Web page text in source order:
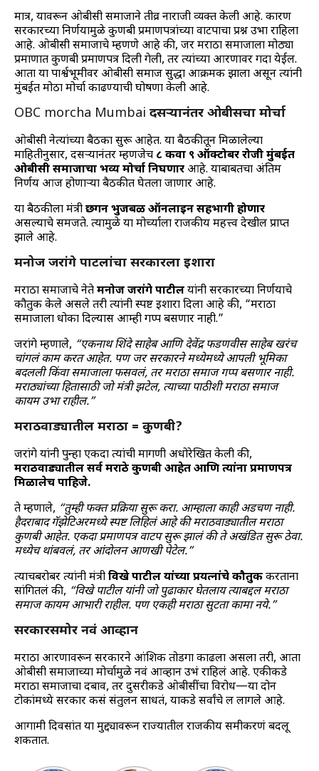
मात्र, यावरून ओबीसी समाजाने तीव्र नाराजी व्यक्त केली आहे. कारण
सरकारच्या निर्णयामुळे कुणबी प्रमाणपत्रांच्या वाटपाचा प्रश्न उभा राहिला
आहे. ओबीसी समाजाचे म्हणणे आहे की, जर मराठा समाजाला मोठ्या
प्रमाणात कुणबी प्रमाणपत्र दिली गेली, तर त्यांच्या आरक्षणावर गदा येईल.
आता या पार्श्वभूमीवर ओबीसी समाज सुद्धा आक्रमक झाला असून त्यांनी
मुंबईत मोठा मोर्चा काढण्याची घोषणा केली आहे.
OBC morcha Mumbai दसऱ्यानंतर ओबीसींचा मोर्चा
ओबीसी नेत्यांच्या बैठका सुरू आहेत. या बैठकीतून मिळालेल्या
माहितीनुसार, दसऱ्यानंतर म्हणजेच ८ किंवा ९ ऑक्टोबर रोजी मुंबईत
ओबीसी समाजाचा भव्य मोर्चा निघणार आहे. याबाबतचा अंतिम
निर्णय आज होणाऱ्या बैठकीत घेतला जाणार आहे.
या बैठकीला मंत्रीछगन भुजबळ ऑनलाइन सहभागी होणार
असल्याचे समजते. त्यामुळे या मोर्च्याला राजकीय महत्त्व देखील प्राप्त
झाले आहे.
मनोज जरांगे पाटलांचा सरकारला इशारा
मराठा समाजाचे नेतेमनोज जरांगे पाटीलयांनी सरकारच्या निर्णयाचे
कौतुक केले असले तरी त्यांनी स्पष्ट इशारा दिला आहे की, “मराठा
समाजाला धोका दिल्यास आम्ही गप्प बसणार नाही.”
जरांगे म्हणाले, “एकनाथ शिंदे साहेब आणि देवेंद्र फडणवीस साहेब खरंच
चांगलं काम करत आहेत. पण जर सरकारने मध्येमध्ये आपली भूमिका
बदलली किंवा समाजाला फसवलं, तर मराठा समाज गप्प बसणार नाही.
मराठ्यांच्या हितासाठी जो मंत्री झटेल, त्याच्या पाठीशी मराठा समाज
कायम उभा राहील.”
मराठवाड्यातील मराठा = कुणबी?
जरांगे यांनी पुन्हा एकदा त्यांची मागणी अधोरेखित केली की,
मराठवाड्यातील सर्व मराठे कुणबी आहेत आणि त्यांना प्रमाणपत्र
मिळालेच पाहिजे.
ते म्हणाले, “तुम्ही फक्त प्रक्रिया सुरू करा. आम्हाला काही अडचण नाही.
हैदराबाद गॅझेटिअरमध्ये स्पष्ट लिहिलं आहे की मराठवाड्यातील मराठा
कुणबी आहेत. एकदा प्रमाणपत्र वाटप सुरू झालं की ते अखंडित सुरू ठेवा.
मध्येच थांबवलं, तर आंदोलन आणखी पेटेल.”
त्याचबरोबर त्यांनी मंत्रीविखे पाटील यांच्या प्रयत्नांचे कौतुककरताना
सांगितलं की, “विखे पाटील यांनी जो पुढाकार घेतलाय त्याबद्दल मराठा
समाज कायम आभारी राहील. पण एकही मराठा सुटता कामा नये.”
सरकारसमोर नवं आव्हान
मराठा आरक्षणावरून सरकारने आंशिक तोडगा काढला असला तरी, आता
ओबीसी समाजाच्या मोर्चामुळे नवं आव्हान उभं राहिलं आहे. एकीकडे
मराठा समाजाचा दबाव, तर दुसरीकडे ओबीसींचा विरोध—या दोन
टोकांमध्ये सरकार कसं संतुलन साधतं, याकडे सर्वांचे लक्ष लागले आहे.
आगामी दिवसांत या मुद्द्यावरून राज्यातील राजकीय समीकरणं बदलू
शकतात.